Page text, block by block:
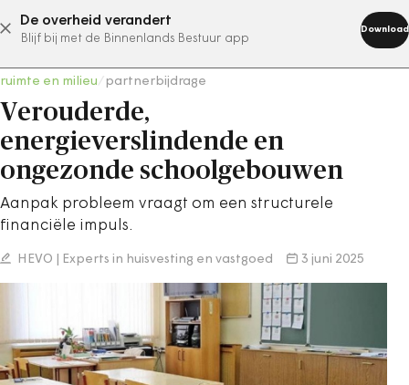
De overheid verandert
Blijf bij met de Binnenlands Bestuur app
Download
abonneer nu
ruimte en milieu partnerbijdrage
Verouderde,
energieverslindende en
ongezonde schoolgebouwen
Aanpak probleem vraagt om een structurele
financiële impuls.
HEVO | Experts in huisvesting en vastgoed 3 juni 2025